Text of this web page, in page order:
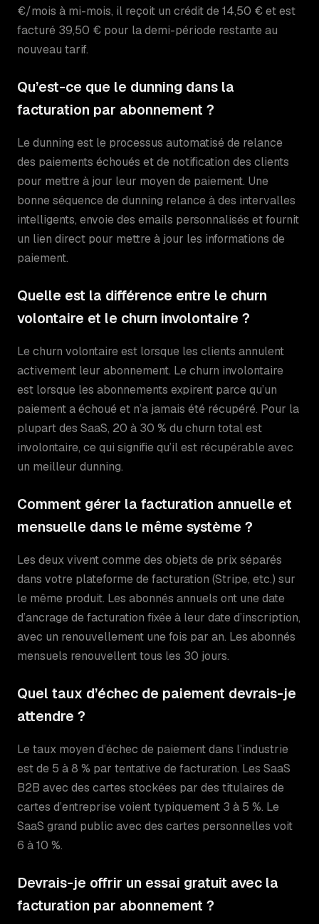
€/mois à mi-mois, il reçoit un crédit de 14,50 € et est
facturé 39,50 € pour la demi-période restante au
nouveau tarif.
Qu’est-ce que le dunning dans la
facturation par abonnement ?
Le dunning est le processus automatisé de relance
des paiements échoués et de notification des clients
pour mettre à jour leur moyen de paiement. Une
bonne séquence de dunning relance à des intervalles
intelligents, envoie des emails personnalisés et fournit
un lien direct pour mettre à jour les informations de
paiement.
Quelle est la différence entre le churn
volontaire et le churn involontaire ?
Le churn volontaire est lorsque les clients annulent
activement leur abonnement. Le churn involontaire
est lorsque les abonnements expirent parce qu’un
paiement a échoué et n’a jamais été récupéré. Pour la
plupart des SaaS, 20 à 30 % du churn total est
involontaire, ce qui signifie qu’il est récupérable avec
un meilleur dunning.
Comment gérer la facturation annuelle et
mensuelle dans le même système ?
Les deux vivent comme des objets de prix séparés
dans votre plateforme de facturation (Stripe, etc.) sur
le même produit. Les abonnés annuels ont une date
d’ancrage de facturation fixée à leur date d’inscription,
avec un renouvellement une fois par an. Les abonnés
mensuels renouvellent tous les 30 jours.
Quel taux d’échec de paiement devrais-je
attendre ?
Le taux moyen d’échec de paiement dans l’industrie
est de 5 à 8 % par tentative de facturation. Les SaaS
B2B avec des cartes stockées par des titulaires de
cartes d’entreprise voient typiquement 3 à 5 %. Le
SaaS grand public avec des cartes personnelles voit
6 à 10 %.
Devrais-je offrir un essai gratuit avec la
facturation par abonnement ?